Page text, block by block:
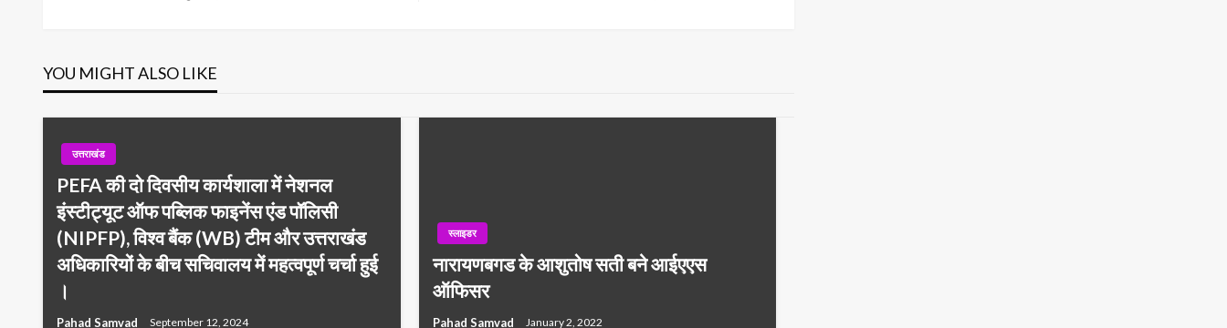
YOU MIGHT ALSO LIKE
उत्तराखंड
PEFA की दो दिवसीय कार्यशाला में नेशनल
इंस्टीट्यूट ऑफ पब्लिक फाइनेंस एंड पॉलिसी
(NIPFP), विश्व बैंक (WB) टीम और उत्तराखंड
अधिकारियों के बीच सचिवालय में महत्वपूर्ण चर्चा हुई
।
Pahad Samvad September 12, 2024
स्लाइडर
नारायणबगड के आशुतोष सती बने आईएएस
ऑफिसर
Pahad Samvad January 2, 2022